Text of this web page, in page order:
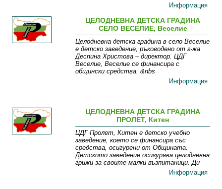
Информация
ЦЕЛОДНЕВНА ДЕТСКА ГРАДИНА
СЕЛО ВЕСЕЛИЕ, Веселие
Целодневна детска градина в село Веселие
е детско заведение, ръководено от г-жа
Деспина Христова – директор. ЦДГ
Веселие, Веселие се финансира с
общински средства. &nbs
Информация
ЦЕЛОДНЕВНА ДЕТСКА ГРАДИНА
ПРОЛЕТ, Китен
ЦДГ Пролет, Китен е детско учебно
заведение, което се финансира със
средства, осигурени от Общината.
Детското заведение осигурява целодневна
грижи за своите малки възпитаници. Ди
Информация